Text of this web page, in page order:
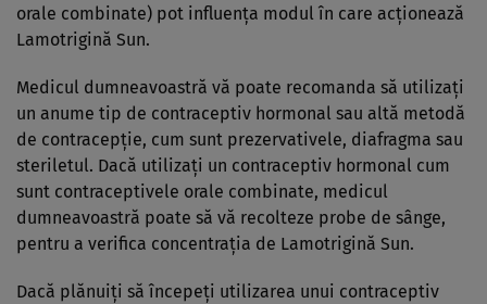
orale combinate) pot influenţa modul în care acţionează
Lamotrigină Sun.
Medicul dumneavoastră vă poate recomanda să utilizaţi
un anume tip de contraceptiv hormonal sau altă metodă
de contracepţie, cum sunt prezervativele, diafragma sau
steriletul. Dacă utilizaţi un contraceptiv hormonal cum
sunt contraceptivele orale combinate, medicul
dumneavoastră poate să vă recolteze probe de sânge,
pentru a verifica concentraţia de Lamotrigină Sun.
Dacă plănuiţi să începeţi utilizarea unui contraceptiv